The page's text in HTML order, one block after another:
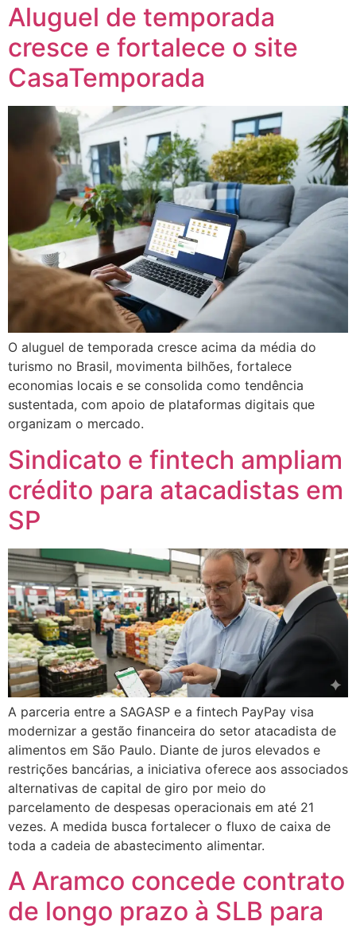
Aluguel de temporada
cresce e fortalece o site
CasaTemporada
O aluguel de temporada cresce acima da média do
turismo no Brasil, movimenta bilhões, fortalece
economias locais e se consolida como tendência
sustentada, com apoio de plataformas digitais que
organizam o mercado.
Sindicato e fintech ampliam
crédito para atacadistas em
SP
A parceria entre a SAGASP e a fintech PayPay visa
modernizar a gestão financeira do setor atacadista de
alimentos em São Paulo. Diante de juros elevados e
restrições bancárias, a iniciativa oferece aos associados
alternativas de capital de giro por meio do
parcelamento de despesas operacionais em até 21
vezes. A medida busca fortalecer o fluxo de caixa de
toda a cadeia de abastecimento alimentar.
A Aramco concede contrato
de longo prazo à SLB para